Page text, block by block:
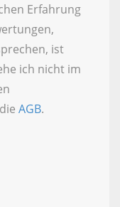
Erfahrung
ist
ich nicht im
AGB.